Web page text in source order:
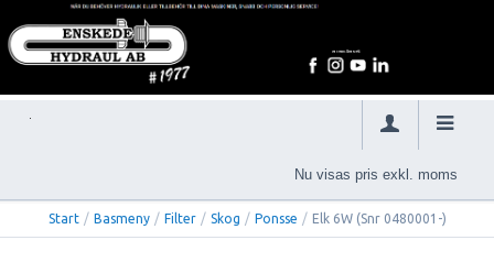
Nu visas pris exkl. moms
Start / Basmeny / Filter / Skog / Ponsse / Elk 6W (Snr 0480001-)